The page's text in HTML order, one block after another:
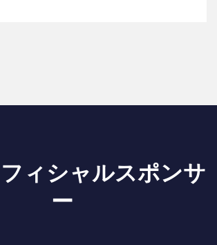
ィシャルスポンサ
ー